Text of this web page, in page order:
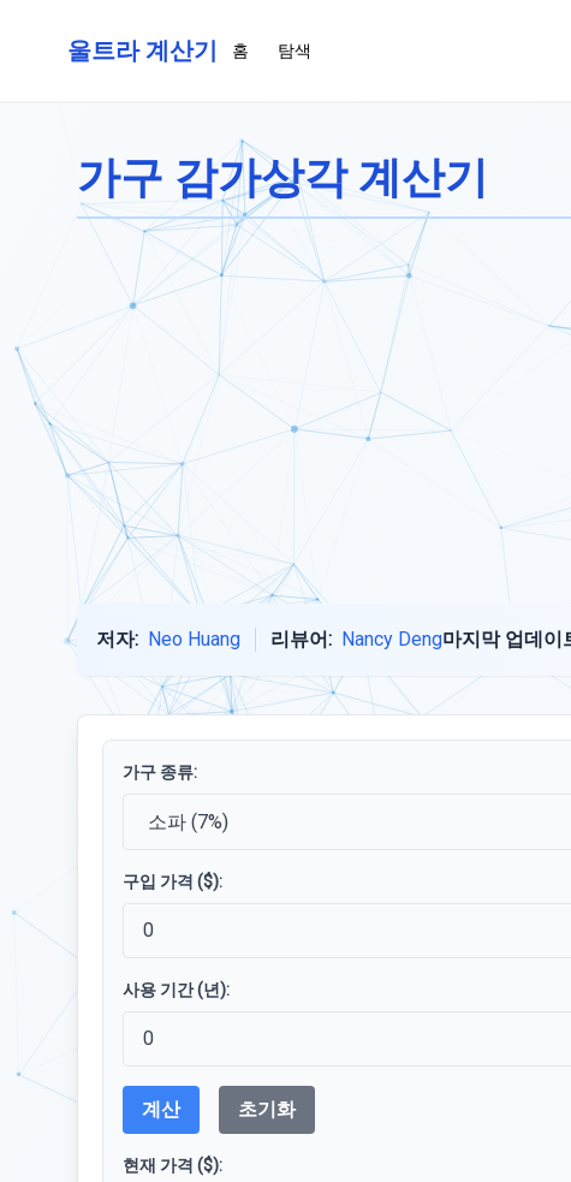
울트라 계산기 홈 탐색
가구 감가상각 계산기
저자: Neo Huang 리뷰어: Nancy Deng마지막 업데이
가구 종류:
구입 가격 ($):
사용 기간 (년):
계산 초기화
현재 가격 ($):